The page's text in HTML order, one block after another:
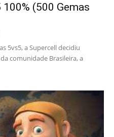
(500 Gemas
5vs5, a Supercell decidiu
comunidade Brasileira, a